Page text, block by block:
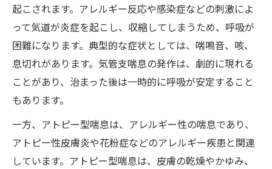
起こされます。アレルギー反応や感染症などの刺激によ
って気道が炎症を起こし、収縮してしまうため、呼吸が
困難になります。典型的な症状としては、喘鳴音、咳、
息切れがあります。気管支喘息の発作は、劇的に現れる
ことがあり、治まった後は一時的に呼吸が安定すること
もあります。
一方、アトピー型喘息は、アレルギー性の喘息であり、
アトピー性皮膚炎や花粉症などのアレルギー疾患と関連
しています。アトピー型喘息は、皮膚の乾燥やかゆみ、